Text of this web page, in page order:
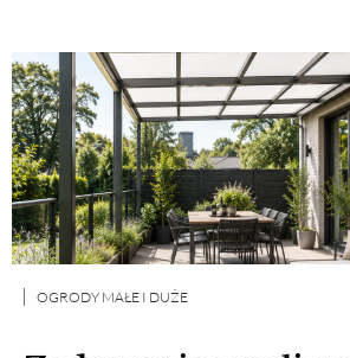
OGRODY MAŁE I DUŻE